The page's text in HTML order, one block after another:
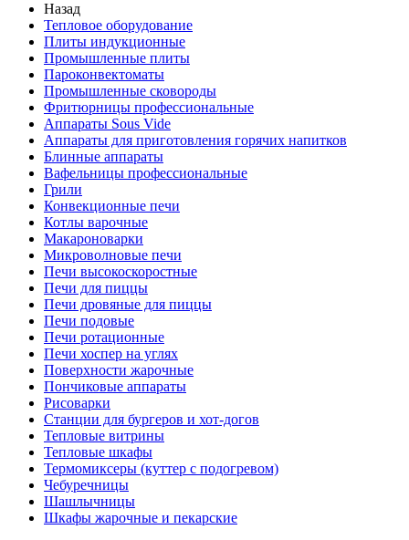
Назад
Тепловое оборудование
Плиты индукционные
Промышленные плиты
Пароконвектоматы
Промышленные сковороды
Фритюрницы профессиональные
Аппараты Sous Vide
Аппараты для приготовления горячих напитков
Блинные аппараты
Вафельницы профессиональные
Грили
Конвекционные печи
Котлы варочные
Макароноварки
Микроволновые печи
Печи высокоскоростные
Печи для пиццы
Печи дровяные для пиццы
Печи подовые
Печи ротационные
Печи хоспер на углях
Поверхности жарочные
Пончиковые аппараты
Рисоварки
Станции для бургеров и хот-догов
Тепловые витрины
Тепловые шкафы
Термомиксеры (куттер с подогревом)
Чебуречницы
Шашлычницы
Шкафы жарочные и пекарские